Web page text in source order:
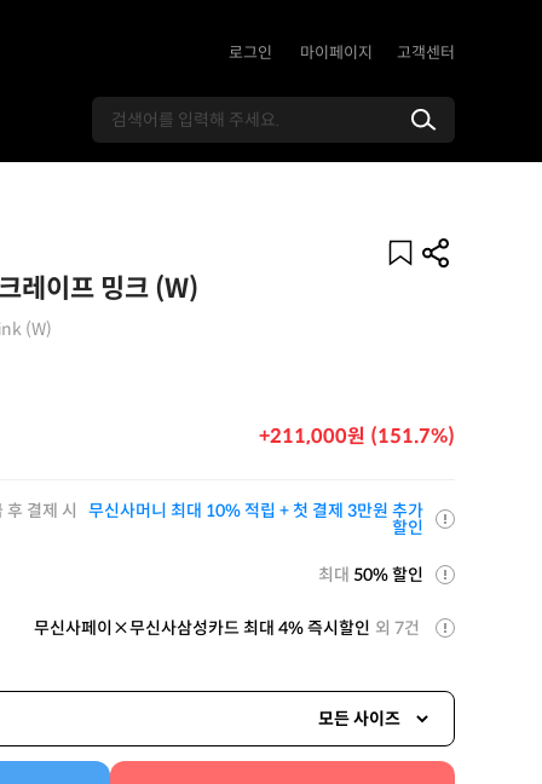
로그인 마이페이지 고객센터
레이프 밍크 (W)
(W)
+211,000원 (151.7%)
후 결제 시 무신사머니 최대 10% 적립 + 첫 결제 3만원 추가
할인
최대 50% 할인
무신사페이×무신사삼성카드 최대 4% 즉시할인 외 7건
모든 사이즈